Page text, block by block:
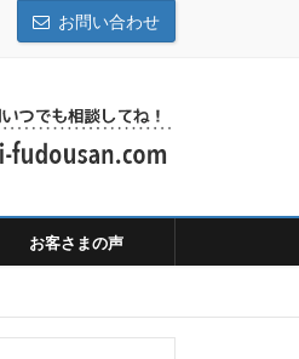
お問い合わせ
お客さまの声